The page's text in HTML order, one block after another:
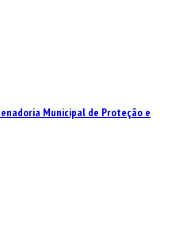
Municipal de Proteção e